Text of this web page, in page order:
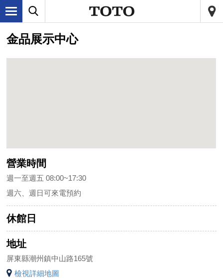
金品展示中心
營業時間
週一至週五 08:00~17:30
週六、週日可來電預約
休館日
地址
屏東縣潮州鎮中山路165號
檢視詳細地圖